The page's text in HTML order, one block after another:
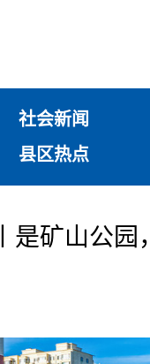
社会新闻
县区热点
是矿山公园